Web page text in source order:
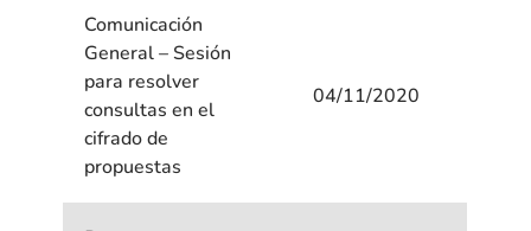
Comunicación
General – Sesión
para resolver
consultas en el
cifrado de
propuestas
04/11/2020